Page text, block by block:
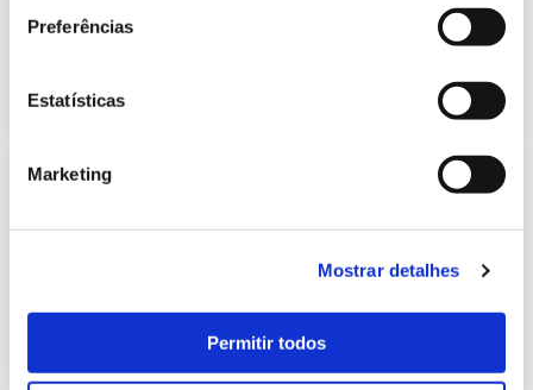
Preferências
Estatísticas
Marketing
Mostrar detalhes
Permitir todos
Publicação com periodicidade mensal, com
informação sobre Eletricidade